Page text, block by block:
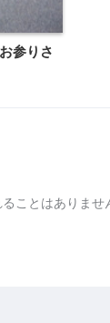
参りさ
ことはありませ